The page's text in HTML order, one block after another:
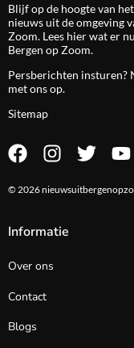
Blijf op de hoogte van
nieuws uit de omgeving
Zoom. Lees hier wat er
Bergen op Zoom.
Persberichten insturen?
met ons op.
Sitemap
© 2026
Informatie
Over ons
Contact
Blogs